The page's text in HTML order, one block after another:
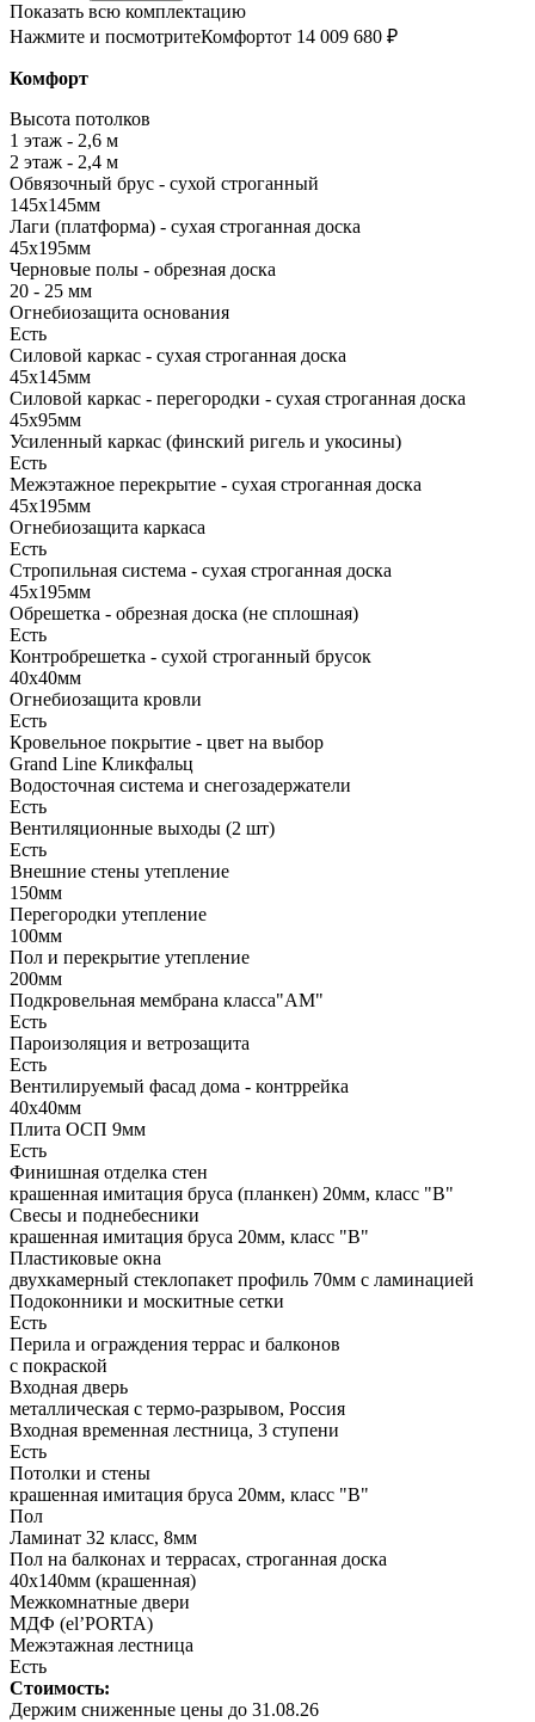
Показать всю комплектацию
Нажмите и посмотритеКомфортот 14 009 680 ₽
Комфорт
Высота потолков
1 этаж - 2,6 м
2 этаж - 2,4 м
Обвязочный брус - сухой строганный
145х145мм
Лаги (платформа) - сухая строганная доска
45х195мм
Черновые полы - обрезная доска
20 - 25 мм
Огнебиозащита основания
Есть
Силовой каркас - сухая строганная доска
45х145мм
Силовой каркас - перегородки - сухая строганная доска
45х95мм
Усиленный каркас (финский ригель и укосины)
Есть
Межэтажное перекрытие - сухая строганная доска
45х195мм
Огнебиозащита каркаса
Есть
Стропильная система - сухая строганная доска
45х195мм
Обрешетка - обрезная доска (не сплошная)
Есть
Контробрешетка - сухой строганный брусок
40х40мм
Огнебиозащита кровли
Есть
Кровельное покрытие - цвет на выбор
Grand Line Кликфальц
Водосточная система и снегозадержатели
Есть
Вентиляционные выходы (2 шт)
Есть
Внешние стены утепление
150мм
Перегородки утепление
100мм
Пол и перекрытие утепление
200мм
Подкровельная мембрана класса"АМ"
Есть
Пароизоляция и ветрозащита
Есть
Вентилируемый фасад дома - контррейка
40х40мм
Плита ОСП 9мм
Есть
Финишная отделка стен
крашенная имитация бруса (планкен) 20мм, класс "В"
Свесы и поднебесники
крашенная имитация бруса 20мм, класс "В"
Пластиковые окна
двухкамерный стеклопакет профиль 70мм с ламинацией
Подоконники и москитные сетки
Есть
Перила и ограждения террас и балконов
с покраской
Входная дверь
металлическая с термо-разрывом, Россия
Входная временная лестница, 3 ступени
Есть
Потолки и стены
крашенная имитация бруса 20мм, класс "В"
Пол
Ламинат 32 класс, 8мм
Пол на балконах и террасах, строганная доска
40х140мм (крашенная)
Межкомнатные двери
МДФ (el’PORTA)
Межэтажная лестница
Есть
Стоимость:
Держим сниженные цены до 31.08.26